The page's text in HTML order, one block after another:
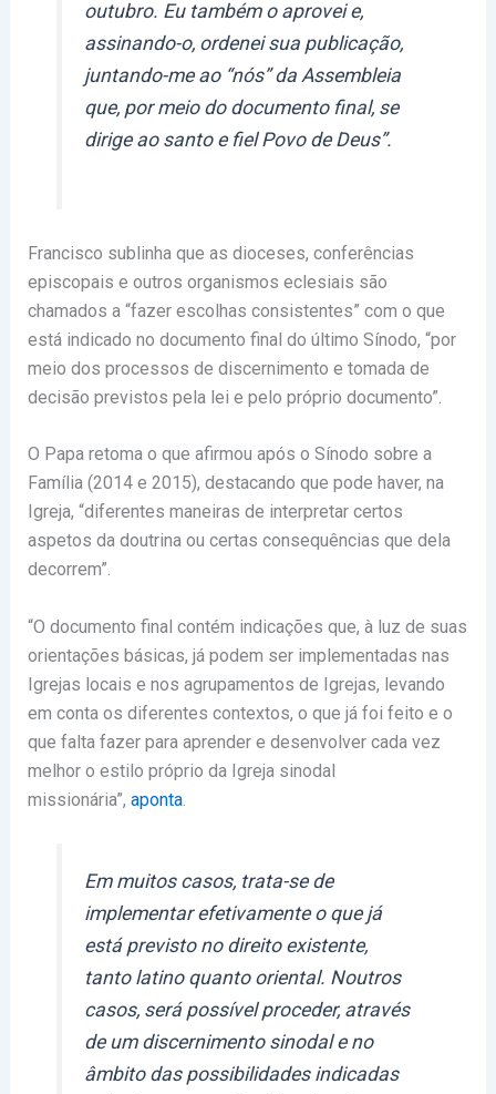
outubro. Eu também o aprovei e,
assinando-o, ordenei sua publicação,
juntando-me ao “nós” da Assembleia
que, por meio do documento final, se
dirige ao santo e fiel Povo de Deus”.
Francisco sublinha que as dioceses, conferências
episcopais e outros organismos eclesiais são
chamados a “fazer escolhas consistentes” com o que
está indicado no documento final do último Sínodo, “por
meio dos processos de discernimento e tomada de
decisão previstos pela lei e pelo próprio documento”.
O Papa retoma o que afirmou após o Sínodo sobre a
Família (2014 e 2015), destacando que pode haver, na
Igreja, “diferentes maneiras de interpretar certos
aspetos da doutrina ou certas consequências que dela
decorrem”.
“O documento final contém indicações que, à luz de suas
orientações básicas, já podem ser implementadas nas
Igrejas locais e nos agrupamentos de Igrejas, levando
em conta os diferentes contextos, o que já foi feito e o
que falta fazer para aprender e desenvolver cada vez
melhor o estilo próprio da Igreja sinodal
missionária”, aponta.
Em muitos casos, trata-se de
implementar efetivamente o que já
está previsto no direito existente,
tanto latino quanto oriental. Noutros
casos, será possível proceder, através
de um discernimento sinodal e no
âmbito das possibilidades indicadas